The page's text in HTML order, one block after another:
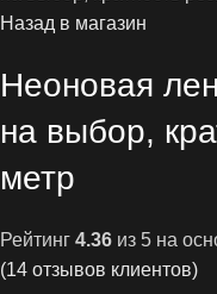
Назад в магазин
Неоновая
на выбор,
метр
Рейтинг 4.36 из 5 на
(14 отзывов клиентов)